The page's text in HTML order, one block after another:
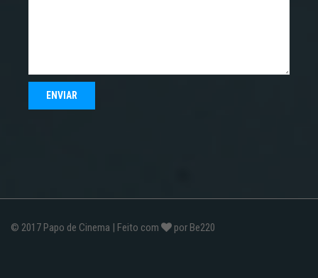
© 2017 Papo de Cinema | Feito com por Be220